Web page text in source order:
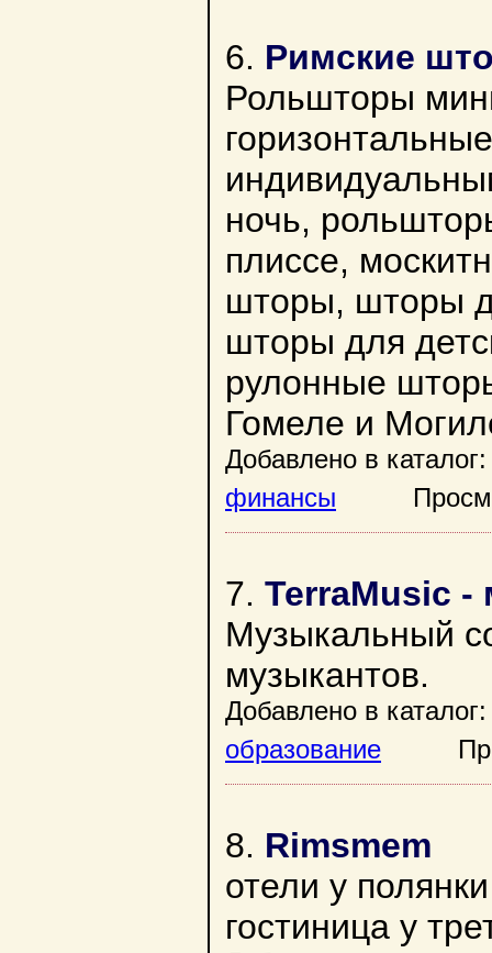
6. Римские
Рольшторы
ночь,
плиссе,
шторы, шторы
шторы для
рулонные
Гомеле и
Добавлено в
финансы
7. TerraMusic -
Музыкальный
музыкантов.
Добавлено в
образование
8. Rimsmem
отели у
гостиница у